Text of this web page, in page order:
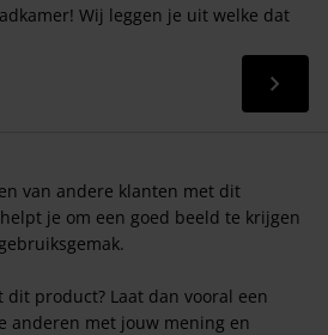
Wij leggen je uit welke dat
Lees
van andere klanten met dit
je om een goed beeld te krijgen
product? Laat dan vooral een
anderen met jouw mening en